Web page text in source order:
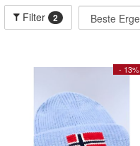
Filter 2
- 13%